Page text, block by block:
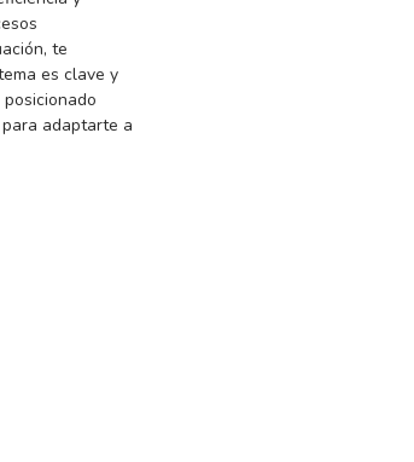
te
es clave y
adaptarte a